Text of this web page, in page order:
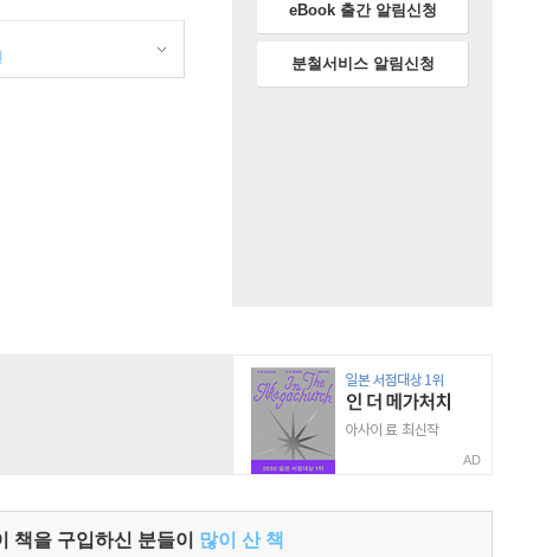
eBook 출간 알림신청
분철서비스 알림신청
AD
책을 구입하신 분들이 많이 산 책